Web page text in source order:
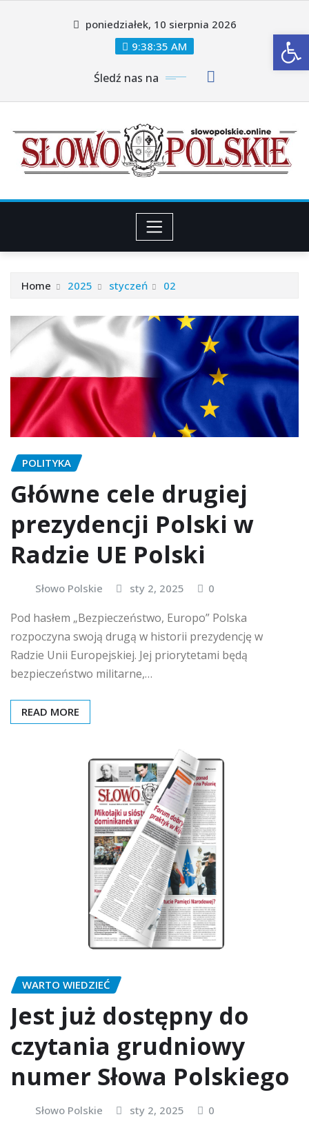
poniedziałek, 10 sierpnia 2026
9:38:36 AM
Śledź nas na
Home 2025 styczeń 02
POLITYKA
Główne cele drugiej
prezydencji Polski w
Radzie UE Polski
Słowo Polskie sty 2, 2025 0
Pod hasłem „Bezpieczeństwo, Europo” Polska
rozpoczyna swoją drugą w historii prezydencję w
Radzie Unii Europejskiej. Jej priorytetami będą
bezpieczeństwo militarne,…
READ MORE
WARTO WIEDZIEĆ
Jest już dostępny do
czytania grudniowy
numer Słowa Polskiego
Słowo Polskie sty 2, 2025 0